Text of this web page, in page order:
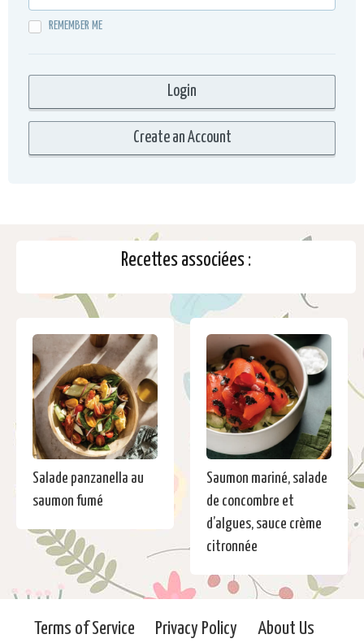
REMEMBER ME
Recettes associées :
Salade panzanella au
saumon fumé
Saumon mariné, salade
de concombre et
d’algues, sauce crème
citronnée
Terms of Service Privacy Policy About Us